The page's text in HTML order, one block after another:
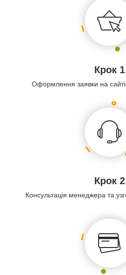
Крок 1
Оформлення заявки на
Крок 2
Консультація менеджера та